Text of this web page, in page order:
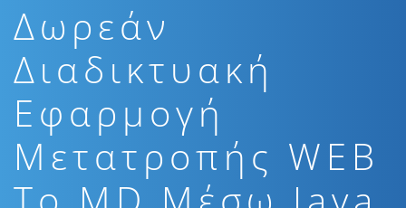
Δωρεάν
Διαδικτυακή
Εφαρμογή
Μετατροπής WEB